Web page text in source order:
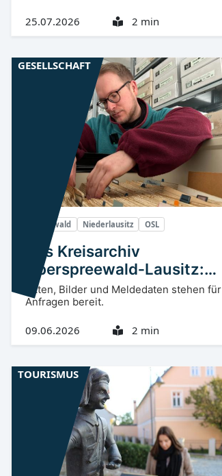
25.07.2026 2 min
Spreewald Niederlausitz OSL
Das Kreisarchiv
Oberspreewald‑Lausitz:
Hilfe für Bürger
Akten, Bilder und Meldedaten stehen für
Anfragen bereit.
09.06.2026 2 min
GESELLSCHAFT
TOURISMUS